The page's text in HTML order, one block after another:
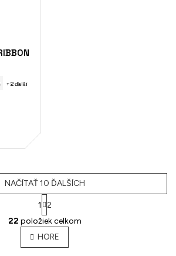
+ 2 ďalší
O
v
l
á
NAČÍTAŤ 10 ĎALŠÍCH
1
2
22 položiek celkom
HORE